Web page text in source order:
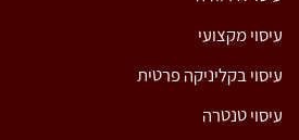
עיסוי מקצועי
עיסוי בקליניקה פרטית
עיסוי טנטרה